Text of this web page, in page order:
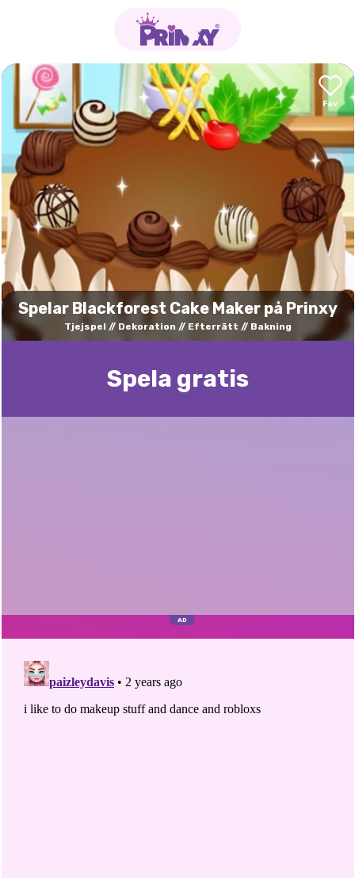
Spelar Blackforest Cake Maker på Prinxy
Tjejspel Dekoration Efterrätt Bakning
Spela gratis